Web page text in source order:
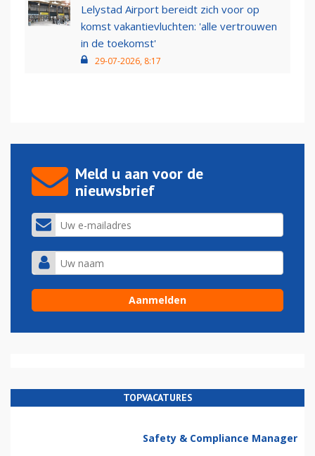
Lelystad Airport bereidt zich voor op
komst vakantievluchten: 'alle vertrouwen
in de toekomst'
29-07-2026, 8:17
Meld u aan voor de
nieuwsbrief
TOPVACATURES
Safety & Compliance Manager